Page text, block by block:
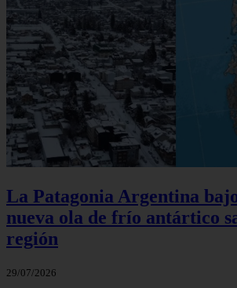
La Patagonia Argentina
nueva ola de frío antártico
región
29/07/2026